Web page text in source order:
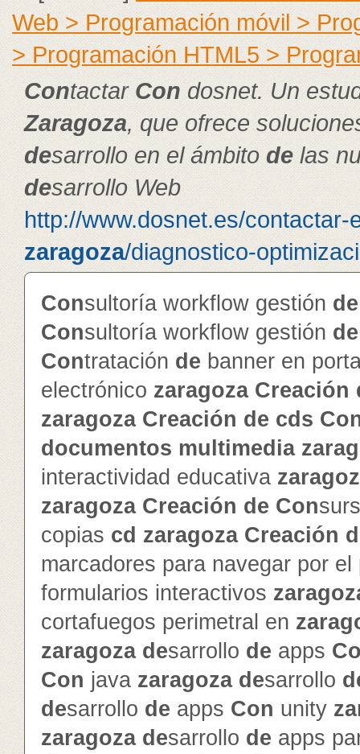
Web > Programación móvil >
> Programación HTML5 >
Contactar Con dosnet. Un
Zaragoza, que ofrece
desarrollo en el ámbitodelas
desarrollo Web
http://www.dosnet.es/contactar-
zaragoza/diagnostico-
Consultoría workflow gestión de
Consultoría workflow gestión de
Contratación de banner en
electrónico zaragoza Creación
zaragoza Creación de cd s
documentos multimedia
interactividad educativa
zaragoza Creación de Con
copias cd zaragoza Creación
marcadores para navegar por
formularios interactivos
cortafuegos perimetral en
zaragoza desarrollo de apps
Con java zaragoza desarrollo
desarrollo de apps Con unity
zaragoza desarrollo de apps